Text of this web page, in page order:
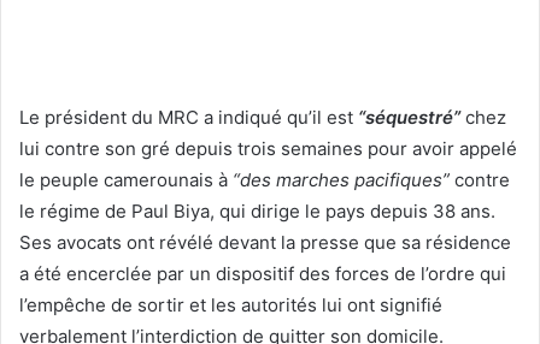
Le président du MRC a indiqué qu’il est “séquestré”chez
lui contre son gré depuis trois semaines pour avoir appelé
le peuple camerounais à “des marches pacifiques” contre
le régime de Paul Biya, qui dirige le pays depuis 38 ans.
Ses avocats ont révélé devant la presse que sa résidence
a été encerclée par un dispositif des forces de l’ordre qui
l’empêche de sortir et les autorités lui ont signifié
verbalement l’interdiction de quitter son domicile.